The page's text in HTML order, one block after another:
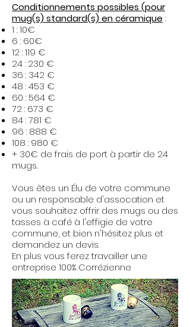
Conditionnements possibles (pour
mug(s) standard(s) en céramique :
1 : 10€
6 : 60€
12 : 119 €
24 : 230 €
36 : 342 €
48 : 453 €
60 : 564 €
72 : 673 €
84 : 781 €
96 : 888 €
108 : 980 €
+ 30€ de frais de port à partir de 24
mugs.
Vous êtes un Élu de votre commune
ou un responsable d'assocation et
vous souhaitez offrir des mugs ou des
tasses à café à l'effigie de votre
commune, et bien n'hésitez plus et
demandez un devis.
En plus vous ferez travailler une
entreprise 100% Corrézienne